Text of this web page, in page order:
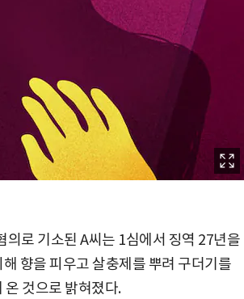
로 기소된 A씨는 1심에서 징역 27년을
향을 피우고 살충제를 뿌려 구더기를
것으로 밝혀졌다.